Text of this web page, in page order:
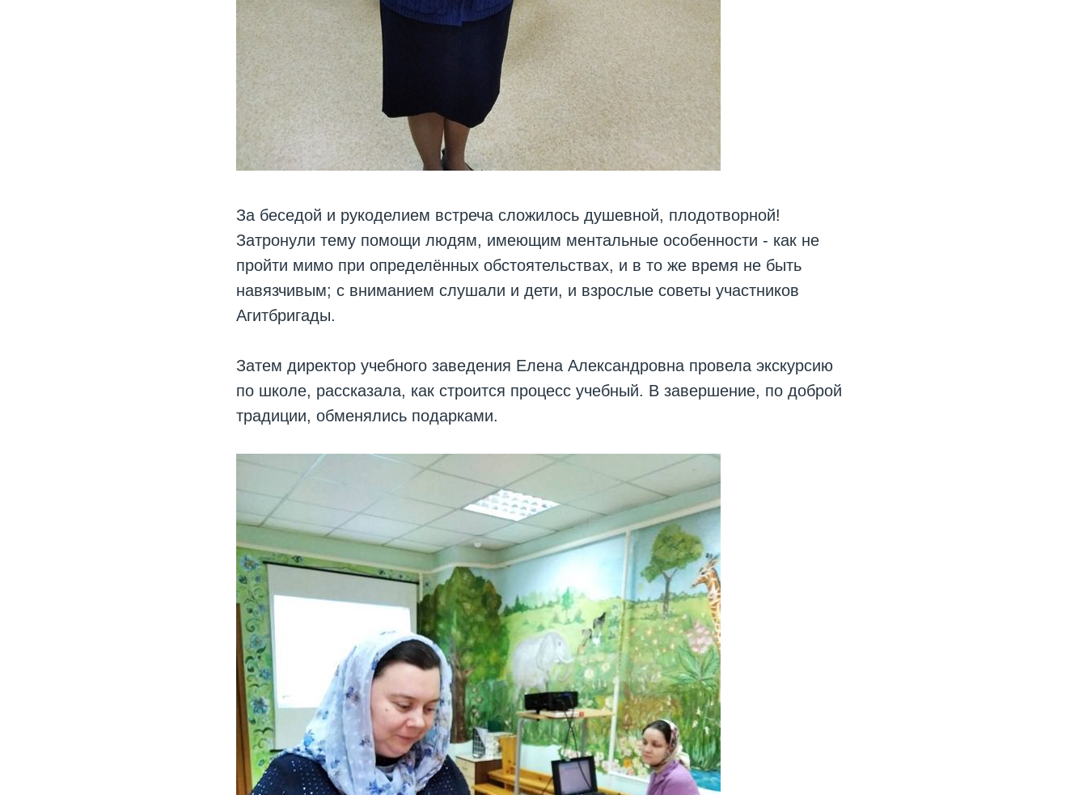
За беседой и рукоделием встреча сложилось душевной, плодотворной!
Затронули тему помощи людям, имеющим ментальные особенности - как не
пройти мимо при определённых обстоятельствах, и в то же время не быть
навязчивым; с вниманием слушали и дети, и взрослые советы участников
Агитбригады.
Затем директор учебного заведения Елена Александровна провела экскурсию
по школе, рассказала, как строится процесс учебный. В завершение, по доброй
традиции, обменялись подарками.